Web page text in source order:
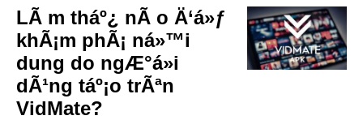
thiáº¿t bá»‹ Android. Nhiá»u ngÆ°á»i
thích sá»­ dá»¥ng VidMate vì nó
nhanh và có thiáº¿t káº¿ Ä‘Æ¡n ..
LÃ m tháº¿ nÃ o Ä‘á»ƒ
khÃ¡m phÃ¡ ná»™i
dung do ngÆ°á»i
dÃ¹ng táº¡o trÃªn
VidMate?